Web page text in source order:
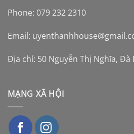
Phone: 079 232 2310
Email:
Địa chỉ: 50 Nguyễn Thị Nghĩa, Đà
MẠNG XÃ HỘI